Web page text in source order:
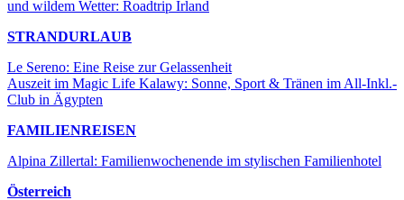
und wildem Wetter: Roadtrip Irland
STRANDURLAUB
Le Sereno: Eine Reise zur Gelassenheit
Auszeit im Magic Life Kalawy: Sonne, Sport & Tränen im All-Inkl.-
Club in Ägypten
FAMILIENREISEN
Alpina Zillertal: Familienwochenende im stylischen Familienhotel
Österreich